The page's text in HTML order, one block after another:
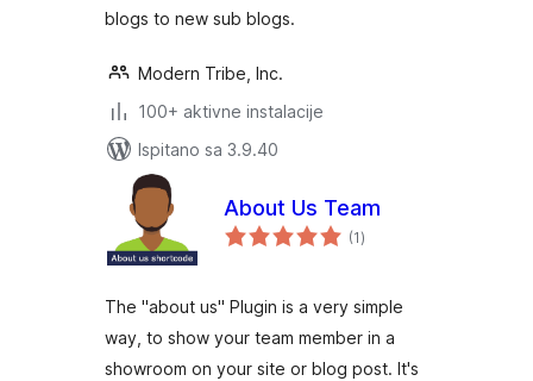
blogs to new sub blogs.
Modern Tribe, Inc.
100+ aktivne instalacije
Ispitano sa 3.9.40
About Us Team
(1ukupna
ocijena
)
The "about us" Plugin is a very simple
way, to show your team member in a
showroom on your site or blog post. It's